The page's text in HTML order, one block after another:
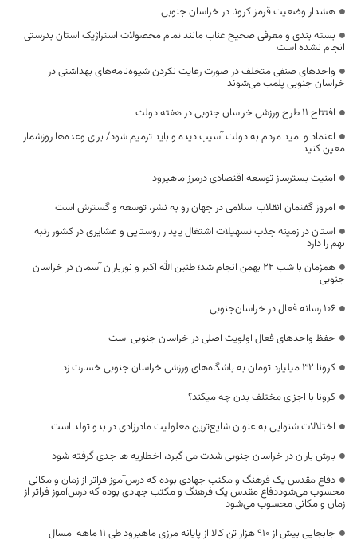
هشدار وضعیت قرمز کرونا در خراسان جنوبی
بسته بندی و معرفی صحیح عناب مانند تمام محصولات استراژیک استان بدرستی
انجام نشده است
واحدهای صنفی متخلف در صورت رعایت نکردن شیوه‌نامه‌های بهداشتی در
خراسان جنوبی پلمب می‌شوند
افتتاح ۱۱ طرح ورزشی خراسان جنوبی در هفته دولت
اعتماد و امید مردم به دولت آسیب دیده و باید ترمیم شود/ برای وعده‌ها روزشمار
معین کنید
امنیت بسترساز توسعه اقتصادی درمرز ماهیرود
امروز گفتمان انقلاب اسلامی در جهان رو به نشر، توسعه و گسترش است
استان در زمینه جذب تسهیلات اشتغال پایدار روستایی و عشایری در کشور رتبه
نهم را دارد
همزمان با شب ۲۲ بهمن انجام شد؛ طنین الله اکبر و نورباران آسمان در خراسان
جنوبی
106 رسانه فعال در خراسان‌جنوبی
حفظ واحدهای فعال اولویت اصلی در خراسان جنوبی است
کرونا ۳۲ میلیارد تومان به باشگاه‌های ورزشی خراسان جنوبی خسارت زد
کرونا با اجزای مختلف بدن چه می‎کند؟
اختلالات شنوایی به عنوان شایع‌ترین معلولیت مادرزادی در بدو تولد است
بارش باران در خراسان جنوبی شدت می گیرد، اخطاریه ها جدی گرفته شود
دفاع مقدس یک فرهنگ و مکتب جهادی بوده که درس‌آموز فراتر از زمان و مکانی
محسوب می‌شوددفاع مقدس یک فرهنگ و مکتب جهادی بوده که درس‌آموز فراتر از
زمان و مکانی محسوب می‌شود
جابجایی بیش از 910 هزار تن کالا از پایانه مرزی ماهیرود طی ۱۱ ماهه امسال